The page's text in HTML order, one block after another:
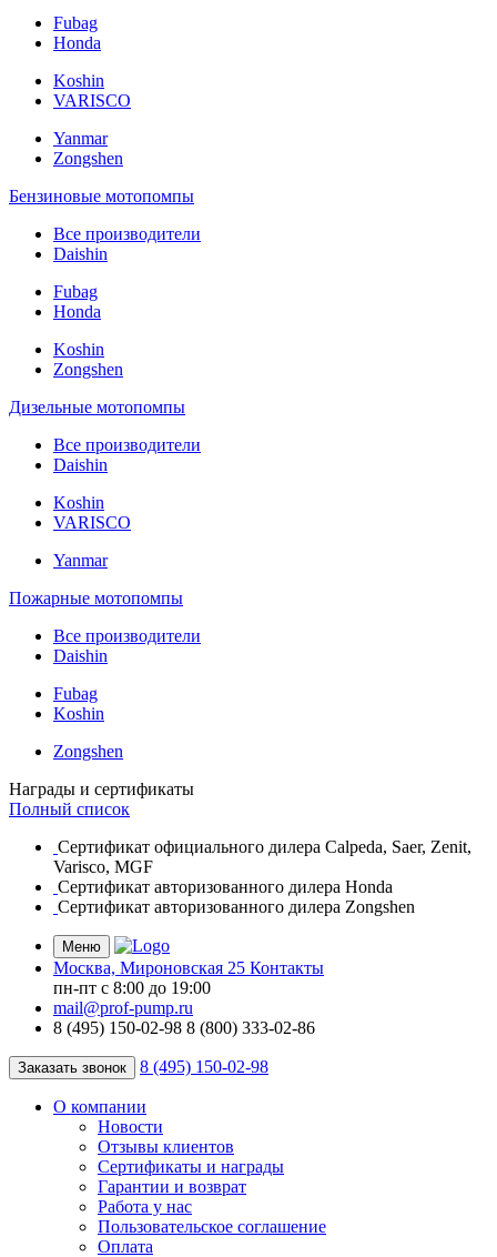
Fubag
Honda
Koshin
VARISCO
Yanmar
Zongshen
Бензиновые мотопомпы
Все производители
Daishin
Fubag
Honda
Koshin
Zongshen
Дизельные мотопомпы
Все производители
Daishin
Koshin
VARISCO
Yanmar
Пожарные мотопомпы
Все производители
Daishin
Fubag
Koshin
Zongshen
Награды и сертификаты
Полный список
Сертификат официального дилера Calpeda, Saer, Zenit,
Varisco, MGF
Сертификат авторизованного дилера Honda
Сертификат авторизованного дилера Zongshen
Меню
Москва, Мироновская 25 Контакты
пн-пт c 8:00 до 19:00
mail@prof-pump.ru
8 (495) 150-02-98 8 (800) 333-02-86
Заказать звонок 8 (495) 150-02-98
О компании
Новости
Отзывы клиентов
Сертификаты и награды
Гарантии и возврат
Работа у нас
Пользовательское соглашение
Оплата